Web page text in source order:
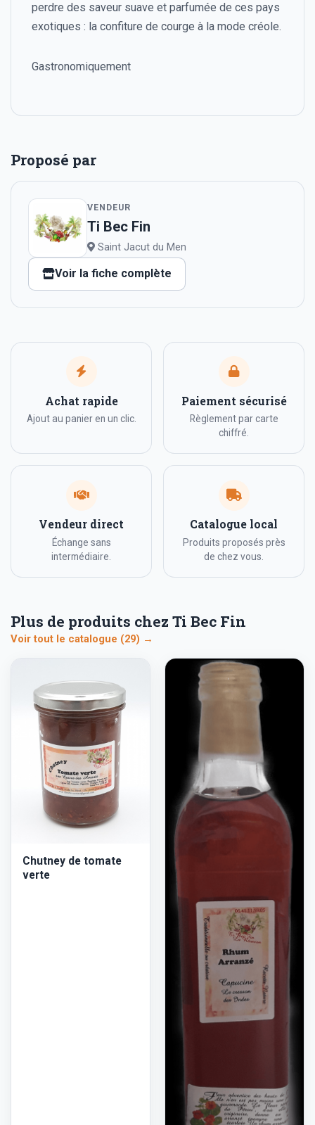
perdre des saveur suave et parfumée de ces pays
exotiques : la confiture de courge à la mode créole.
Gastronomiquement
Proposé par
VENDEUR
Ti Bec Fin
Saint Jacut du Men
Voir la fiche complète
Achat rapide
Ajout au panier en un clic.
Paiement sécurisé
Règlement par carte
chiffré.
Vendeur direct
Échange sans
intermédiaire.
Catalogue local
Produits proposés près
de chez vous.
Plus de produits chez Ti Bec Fin
Voir tout le catalogue (29) →
Chutney de tomate
verte